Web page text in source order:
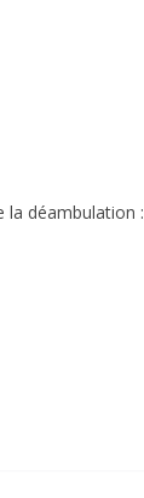
la déambulation :